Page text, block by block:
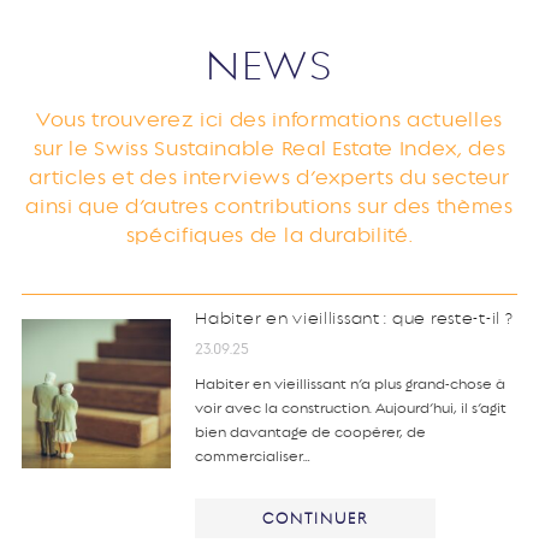
NEWS
Vous trouverez ici des informations actuelles
sur le Swiss Sustainable Real Estate Index, des
articles et des interviews d’experts du secteur
ainsi que d’autres contributions sur des thèmes
spécifiques de la durabilité.
Habiter en vieillissant : que reste-t-il ?
23.09.25
Habiter en vieillissant n’a plus grand-chose à
voir avec la construction. Aujourd’hui, il s’agit
bien davantage de coopérer, de
commercialiser…
CONTINUER